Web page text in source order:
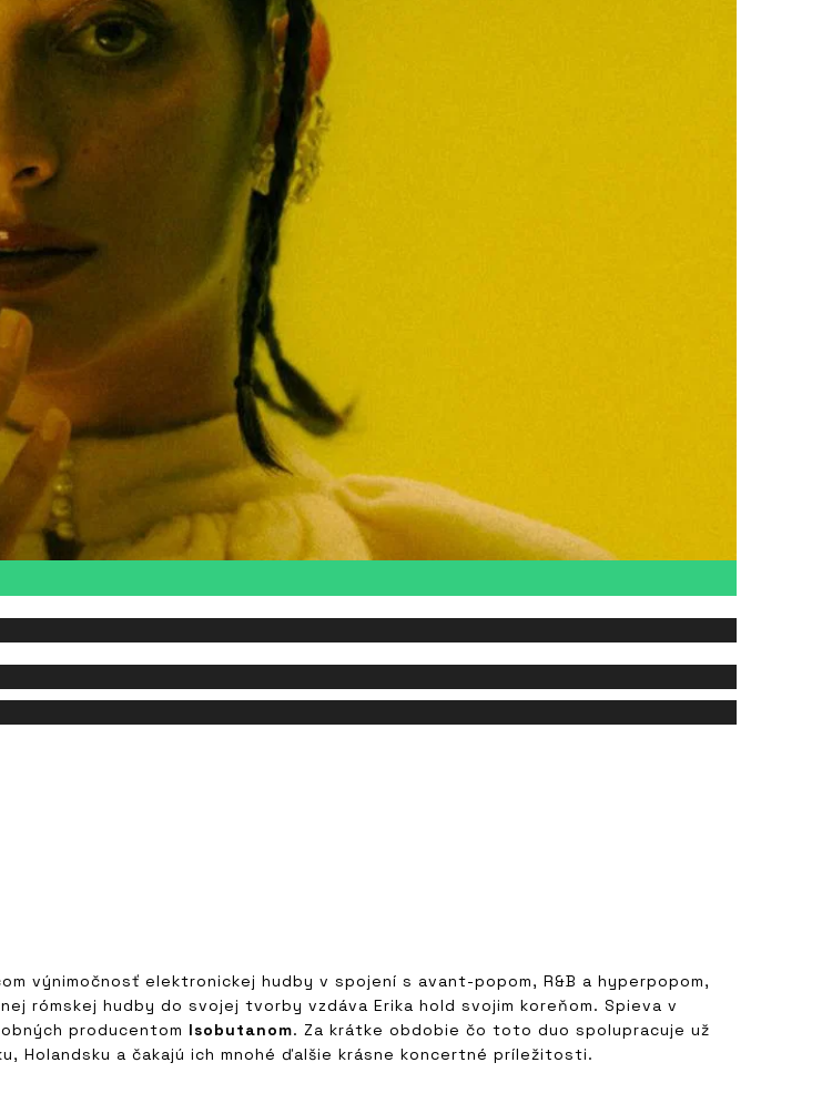
výnimočnosť elektronickej hudby v spojení s avant-popom, R&B a hyperpopom,
rómskej hudby do svojej tvorby vzdáva Erika hold svojim koreňom. Spieva v
producentom Isobutanom. Za krátke obdobie čo toto duo spolupracuje už
Holandsku a čakajú ich mnohé ďalšie krásne koncertné príležitosti.